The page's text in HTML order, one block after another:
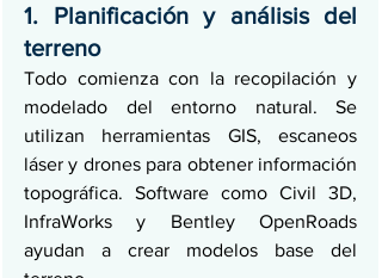
1. Planificación y análisis del
terreno
Todo comienza con la recopilación y
modelado del entorno natural. Se
utilizan herramientas GIS, escaneos
láser y drones para obtener información
topográfica. Software como Civil 3D,
InfraWorks y Bentley OpenRoads
ayudan a crear modelos base del